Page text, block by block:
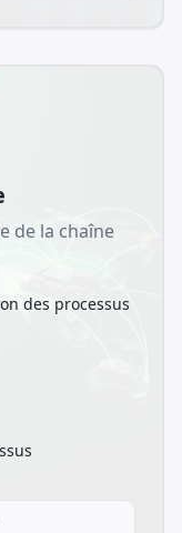
de la chaîne
des processus